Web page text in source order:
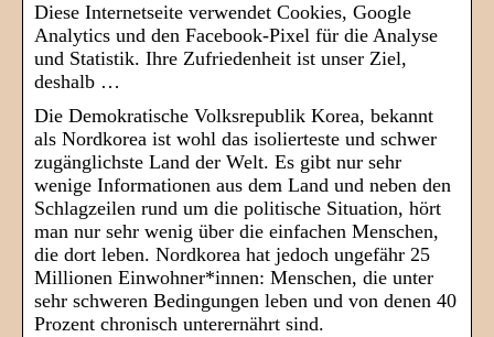
Diese Internetseite verwendet Cookies, Google
Analytics und den Facebook-Pixel für die Analyse
und Statistik. Ihre Zufriedenheit ist unser Ziel,
deshalb …
Die Demokratische Volksrepublik Korea, bekannt
als Nordkorea ist wohl das isolierteste und schwer
zugänglichste Land der Welt. Es gibt nur sehr
wenige Informationen aus dem Land und neben den
Schlagzeilen rund um die politische Situation, hört
man nur sehr wenig über die einfachen Menschen,
die dort leben. Nordkorea hat jedoch ungefähr 25
Millionen Einwohner*innen: Menschen, die unter
sehr schweren Bedingungen leben und von denen 40
Prozent chronisch unterernährt sind.